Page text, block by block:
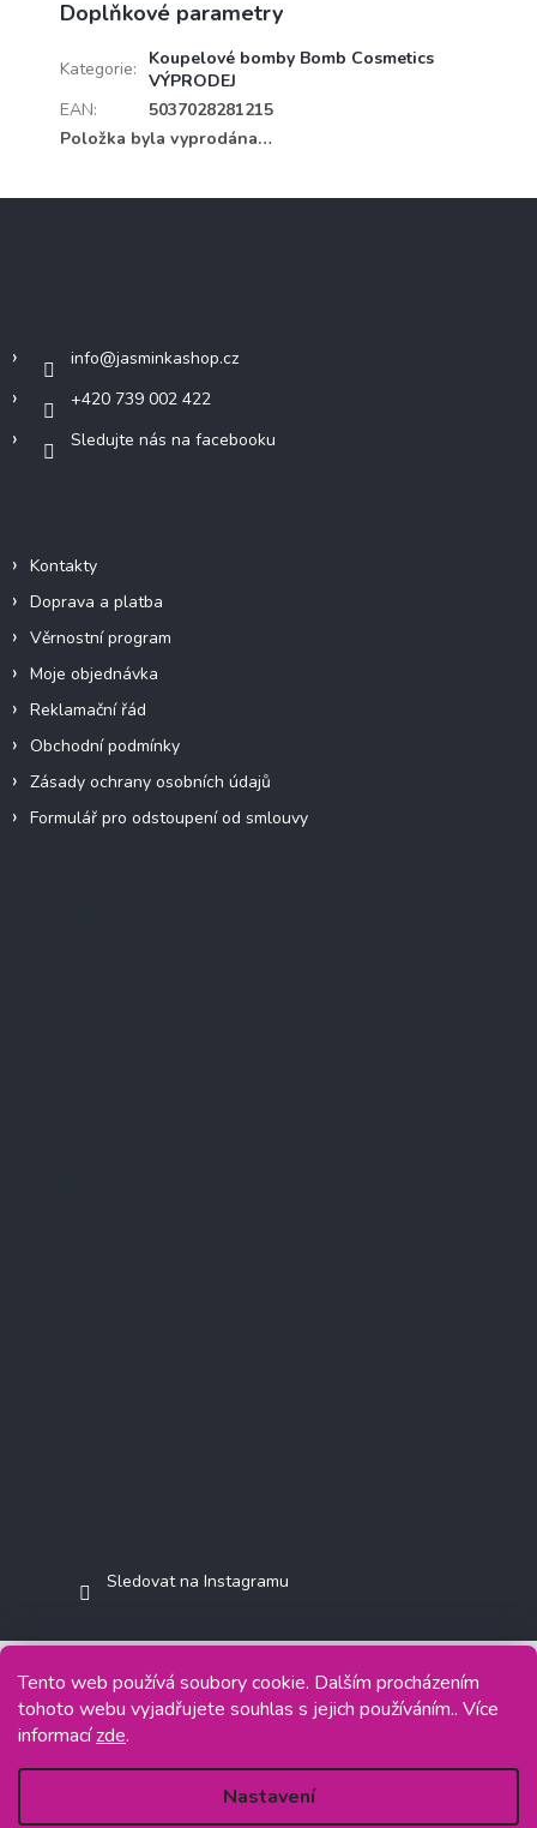
Tento web používá soubory cookie. Dalším procházením
tohoto webu vyjadřujete souhlas s jejich používáním.. Více
informacízde.
Nastavení
Doplňkové parametry
Kategorie:
Koupelové bomby Bomb Cosmetics
VÝPRODEJ
EAN:
5037028281215
Položka byla vyprodána…
info@jasminkashop.cz
+420 739 002 422
Sledujte nás na facebooku
Kontakty
Doprava a platba
Věrnostní program
Moje objednávka
Reklamační řád
Obchodní podmínky
Zásady ochrany osobních údajů
Formulář pro odstoupení od smlouvy
Sledovat na Instagramu
Copyright 2026Jasminkashop.cz. Všechna práva vyhrazena.